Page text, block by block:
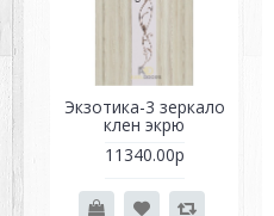
Экзотика-3 зеркало
клен экрю
11340.00р